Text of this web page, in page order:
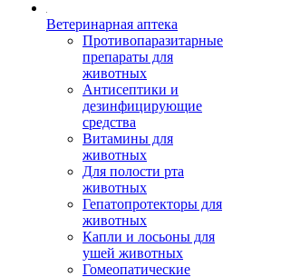
Ветеринарная аптека
Противопаразитарные
препараты для
животных
Антисептики и
дезинфицирующие
средства
Витамины для
животных
Для полости рта
животных
Гепатопротекторы для
животных
Капли и лосьоны для
ушей животных
Гомеопатические